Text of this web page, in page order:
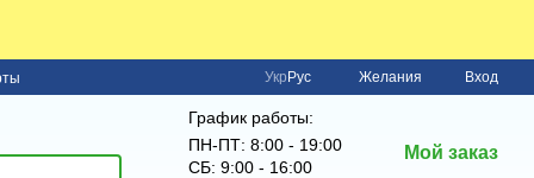
Укр Рус Желания Вход
График работы:
ПН-ПТ: 8:00 - 19:00
СБ: 9:00 - 16:00
Мой заказ